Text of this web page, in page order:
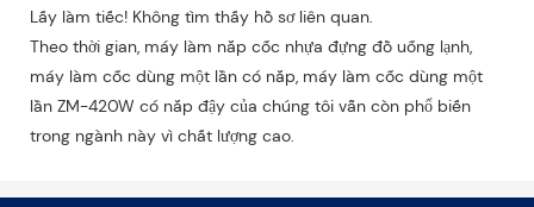
Lấy làm tiếc! Không tìm thấy hồ sơ liên quan.
Theo thời gian, máy làm nắp cốc nhựa đựng đồ uống lạnh,
máy làm cốc dùng một lần có nắp, máy làm cốc dùng một
lần ZM-420W có nắp đậy của chúng tôi vẫn còn phổ biến
trong ngành này vì chất lượng cao.